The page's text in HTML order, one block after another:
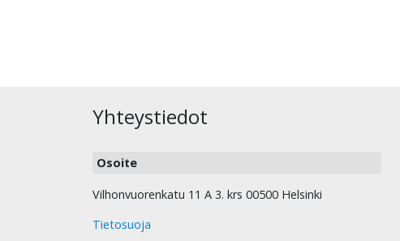
Yhteystiedot
Osoite
Vilhonvuorenkatu 11 A 3. krs 00500 Helsinki
Tietosuoja